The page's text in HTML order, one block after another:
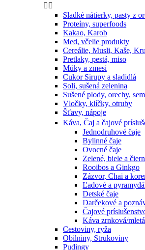
 
Sladké nátierky, pasty z
Proteíny, superfoods
Kakao, Karob
Med, včelie produkty
Cereálie, Musli, Kaše,
Pretlaky, pestá, miso
Múky a zmesi
Cukor Sirupy a sladidlá
Soli, sušená zelenina
Sušené plody, orechy,
Vločky, klíčky, otruby
Šťavy, nápoje
Káva, Čaj a čajové
Jednodruhové čaje
Bylinné čaje
Ovocné čaje
Zelené, biele a
Rooibos a Ginkgo
Zázvor, Chai a
Ľadové a
Detské čaje
Darčekové a
Čajové
Káva zrnková/mletá
Cestoviny, ryža
Obilniny, Strukoviny
Pudingy